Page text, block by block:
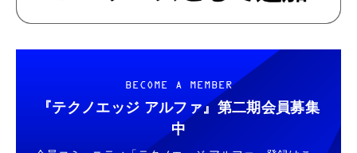
BECOME A MEMBER
『テクノエッジ アルファ』 第二期会員募集
中